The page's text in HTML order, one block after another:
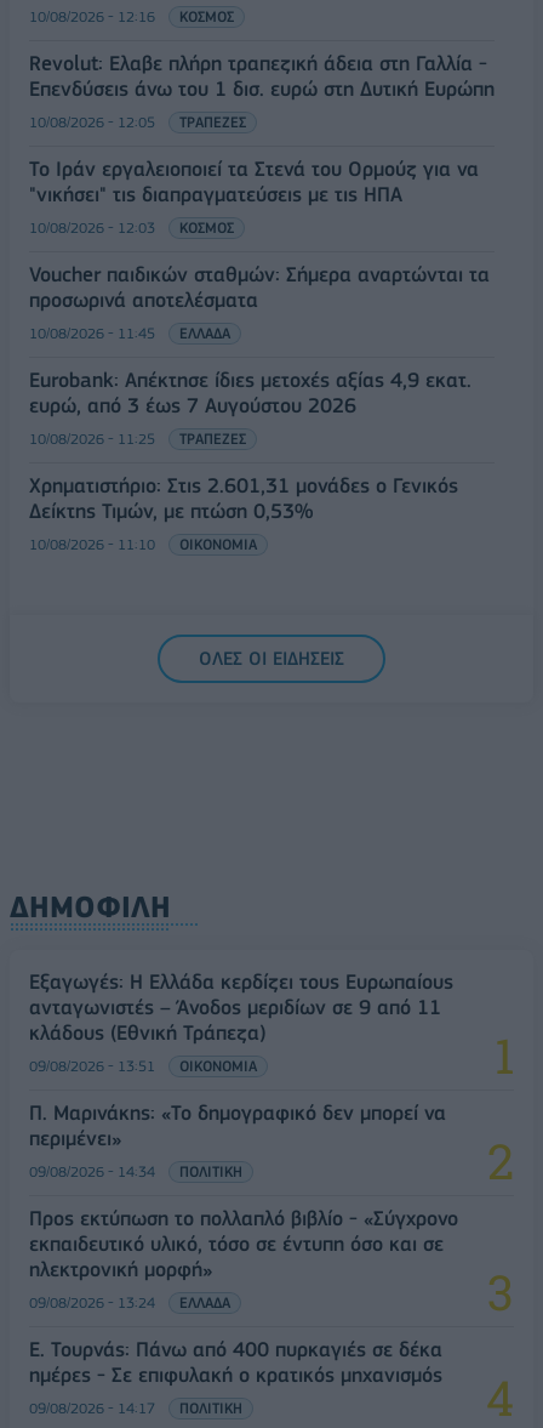
10/08/2026 - 12:16 ΚΟΣΜΟΣ
Revolut: Ελαβε πλήρη τραπεζική άδεια στη Γαλλία -
Επενδύσεις άνω του 1 δισ. ευρώ στη Δυτική Ευρώπη
10/08/2026 - 12:05 ΤΡΑΠΕΖΕΣ
Το Ιράν εργαλειοποιεί τα Στενά του Ορμούζ για να
"νικήσει" τις διαπραγματεύσεις με τις ΗΠΑ
10/08/2026 - 12:03 ΚΟΣΜΟΣ
Voucher παιδικών σταθμών: Σήμερα αναρτώνται τα
προσωρινά αποτελέσματα
10/08/2026 - 11:45 ΕΛΛΑΔΑ
Eurobank: Απέκτησε ίδιες μετοχές αξίας 4,9 εκατ.
ευρώ, από 3 έως 7 Αυγούστου 2026
10/08/2026 - 11:25 ΤΡΑΠΕΖΕΣ
Χρηματιστήριο: Στις 2.601,31 μονάδες ο Γενικός
Δείκτης Τιμών, με πτώση 0,53%
10/08/2026 - 11:10 ΟΙΚΟΝΟΜΙΑ
ΟΛΕΣ ΟΙ ΕΙΔΗΣΕΙΣ
ΔΗΜΟΦΙΛΗ
Εξαγωγές: Η Ελλάδα κερδίζει τους Ευρωπαίους
ανταγωνιστές – Άνοδος μεριδίων σε 9 από 11
κλάδους (Εθνική Τράπεζα)
09/08/2026 - 13:51 ΟΙΚΟΝΟΜΙΑ
Π. Μαρινάκης: «Το δημογραφικό δεν μπορεί να
περιμένει»
09/08/2026 - 14:34 ΠΟΛΙΤΙΚΗ
Προς εκτύπωση το πολλαπλό βιβλίο - «Σύγχρονο
εκπαιδευτικό υλικό, τόσο σε έντυπη όσο και σε
ηλεκτρονική μορφή»
09/08/2026 - 13:24 ΕΛΛΑΔΑ
Ε. Τουρνάς: Πάνω από 400 πυρκαγιές σε δέκα
ημέρες - Σε επιφυλακή ο κρατικός μηχανισμός
09/08/2026 - 14:17 ΠΟΛΙΤΙΚΗ